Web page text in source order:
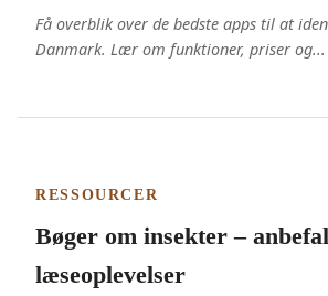
Få overblik over de bedste apps til at
Danmark. Lær om funktioner, priser og...
RESSOURCER
Bøger om insekter –
læseoplevelser